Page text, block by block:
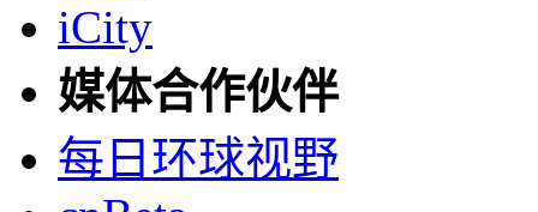
iCity
媒体合作伙伴
每日环球视野